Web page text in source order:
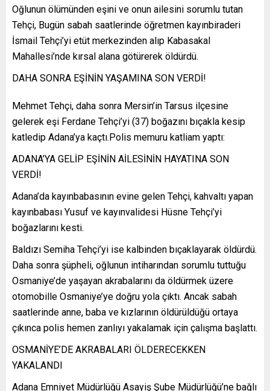
Oğlunun ölümünden eşini ve onun ailesini sorumlu tutan
Tehçi, Bugün sabah saatlerinde öğretmen kayınbiraderi
İsmail Tehçi’yi etüt merkezinden alıp Kabasakal
Mahallesi’nde kırsal alana götürerek öldürdü.
DAHA SONRA EŞİNİN YAŞAMINA SON VERDİ!
Mehmet Tehçi, daha sonra Mersin’in Tarsus ilçesine
gelerek eşi Ferdane Tehçi’yi (37) boğazını bıçakla kesip
katledip Adana’ya kaçtı.Polis memuru katliam yaptı:
ADANA’YA GELİP EŞİNİN AİLESİNİN HAYATINA SON
VERDİ!
Adana’da kayınbabasının evine gelen Tehçi, kahvaltı yapan
kayınbabası Yusuf ve kayınvalidesi Hüsne Tehçi’yi
boğazlarını kesti.
Baldızı Semiha Tehçi’yi ise kalbinden bıçaklayarak öldürdü.
Daha sonra şüpheli, oğlunun intiharından sorumlu tuttuğu
Osmaniye’de yaşayan akrabalarını da öldürmek üzere
otomobille Osmaniye’ye doğru yola çıktı. Ancak sabah
saatlerinde anne, baba ve kızlarının öldürüldüğü ortaya
çıkınca polis hemen zanlıyı yakalamak için çalışma başlattı.
OSMANİYE’DE AKRABALARI ÖLDERECEKKEN
YAKALANDI
Adana Emniyet Müdürlüğü Asayiş Şube Müdürlüğü’ne bağlı